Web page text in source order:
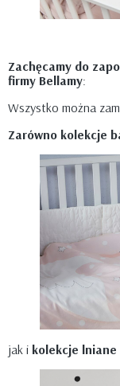
Zachęcamy do
firmy Bellamy:
Wszystko można
Zarówno kolekcje
jak i kolekcje lniane